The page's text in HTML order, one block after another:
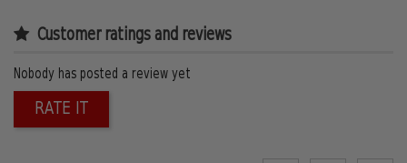
Customer ratings and reviews
Nobody has posted a review yet
RATE IT